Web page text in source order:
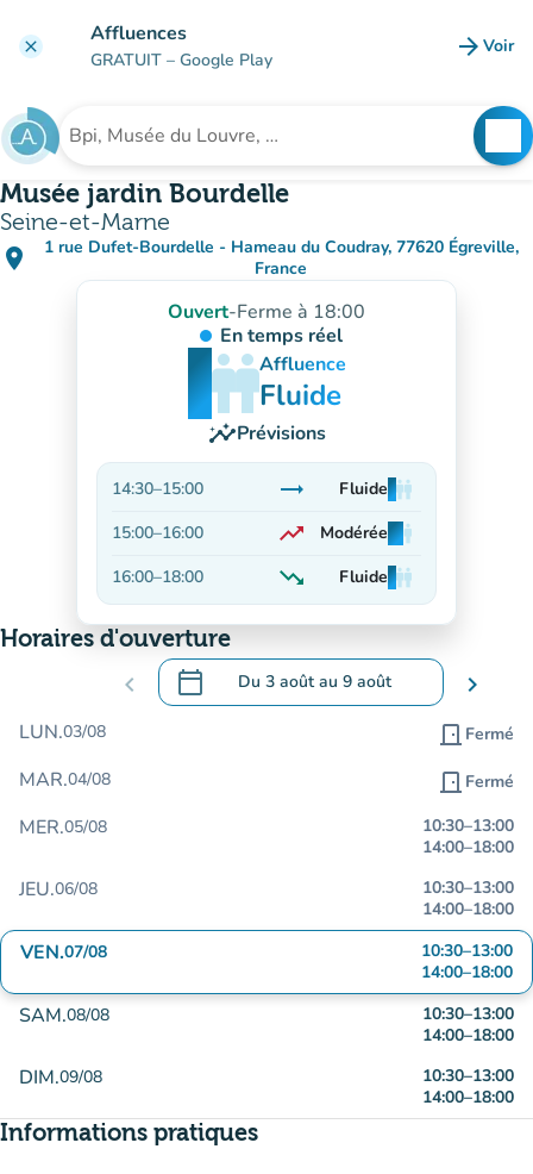
clear Affluences
GRATUIT – Google Play arrow_forward Voir
Rechercher un établissement
Musée jardin Bourdelle
Seine-et-Marne
place
1 rue Dufet-Bourdelle - Hameau du Coudray, 77620 Égreville,
France
(ouvrir dans Google Maps)
(nouvel onglet)
Ouvert-Ferme à 18:00
En temps réel
man
man
manAffluence
Fluide
insightsPrévisions
14:30–15:00 trending_flat Fluideman
man
man
15:00–16:00 trending_up Modéréeman
man
man
16:00–18:00 trending_down
En baisse
Fluideman
man
man
Horaires d'ouverture
chevron_left calendar_today Du 3 aoûtau 9 août
.Ouvrir le calendrier pour changer de
chevron_right
LUN.03/08 door_front Fermé
MAR.04/08 door_front Fermé
MER.05/08 10:30–13:00
14:00–18:00
JEU.06/08 10:30–13:00
14:00–18:00
VEN.07/08 10:30–13:00
14:00–18:00
SAM.08/08 10:30–13:00
14:00–18:00
DIM.09/08 10:30–13:00
14:00–18:00
Informations pratiques